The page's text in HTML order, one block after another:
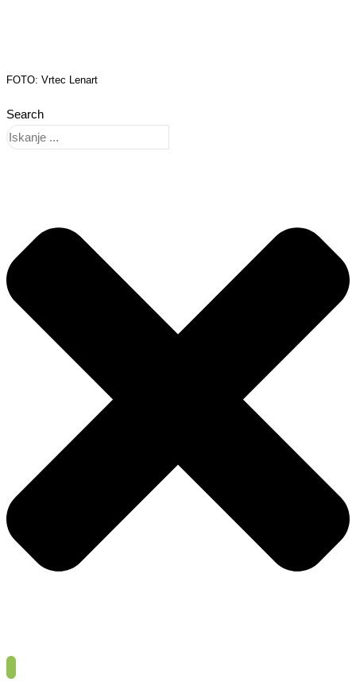
FOTO: Vrtec Lenart
Search